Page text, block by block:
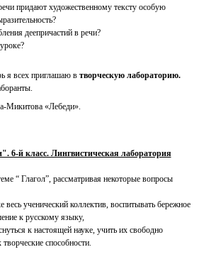
придают художественному тексту особую
деепричастий в речи?
я всех приглашаю в творческую лабораторию.
Микитова «Лебеди».
6-й класс. Лингвистическая лаборатория
“ Глагол”, рассматривая некоторые вопросы
весь ученический коллектив, воспитывать бережное
к русскому языку,
к настоящей науке, учить их свободно
способности.